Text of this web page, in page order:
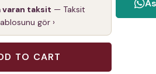
varan taksit — Taksit
gör ›